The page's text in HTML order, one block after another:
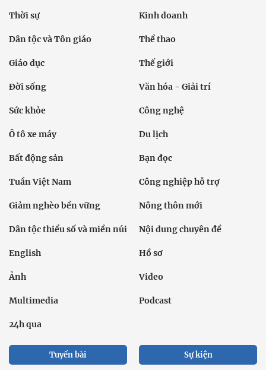
Thời sự Kinh doanh
Dân tộc và Tôn giáo Thể thao
Giáo dục Thế giới
Đời sống Văn hóa - Giải trí
Sức khỏe Công nghệ
Ô tô xe máy Du lịch
Bất động sản Bạn đọc
Tuần Việt Nam Công nghiệp hỗ trợ
Giảm nghèo bền vững Nông thôn mới
Dân tộc thiểu số và miền núi Nội dung chuyên đề
English Hồ sơ
Ảnh Video
Multimedia Podcast
24h qua
Tuyến bài Sự kiện